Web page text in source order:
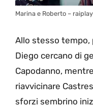
Marina e Roberto –
Allo stesso tempo,
Diego cercano di
Capodanno,
riavvicinare
sforzi sembrino